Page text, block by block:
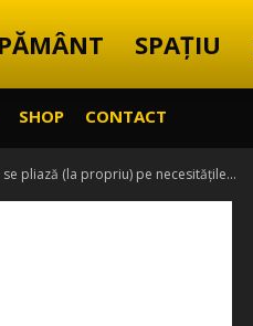
PĂMÂNT SPAȚIU
SHOP CONTACT
se pliază (la propriu) pe necesitățile...